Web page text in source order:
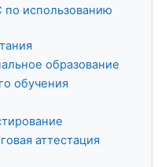
использованию
образование
обучения
аттестация